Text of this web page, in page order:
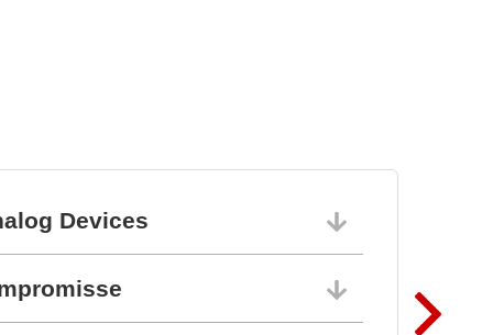
Devices